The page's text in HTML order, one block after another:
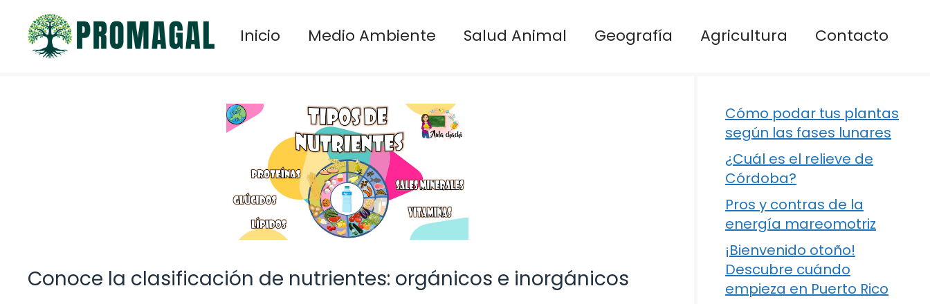
contenido
Inicio Medio Ambiente Salud Animal Geografía Agricultura Contacto
Conoce la clasificación de nutrientes: orgánicos e inorgánicos
Cómo podar tus plantas
según las fases lunares
¿Cuál es el relieve de
Córdoba?
Pros y contras de la
energía mareomotriz
¡Bienvenido otoño!
Descubre cuándo
empieza en Puerto Rico